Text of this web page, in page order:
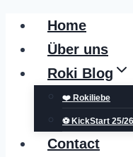
Zum
Inhalt
springen
Home
Über uns
Roki Blog
❤️ Rokiliebe
⚽ KickStart 25/
Contact